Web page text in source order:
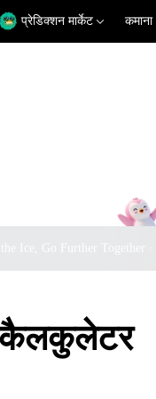
प्रेडिक्शन मार्केट कमाना
the Ice, Go Further Together ·
कैलकुलेटर